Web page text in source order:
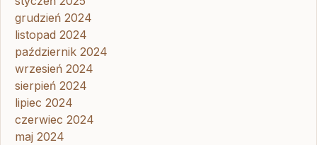
grudzień 2024
listopad 2024
październik 2024
wrzesień 2024
sierpień 2024
lipiec 2024
czerwiec 2024
maj 2024